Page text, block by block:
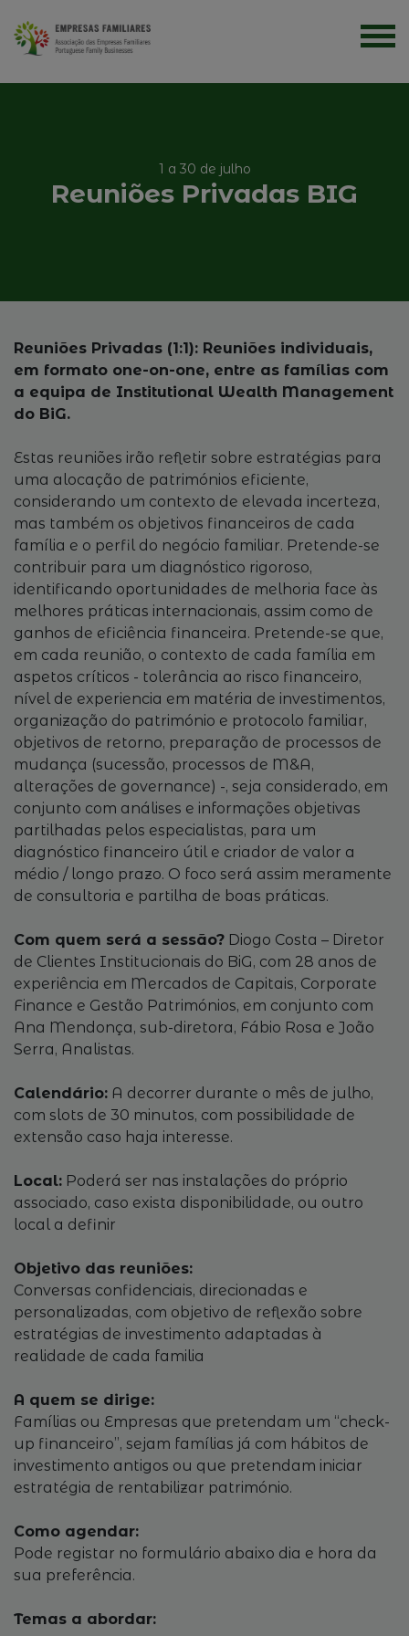
1 a 30 de julho
Reuniões Privadas BIG
Reuniões Privadas (1:1): Reuniões individuais,
em formato one-on-one, entre as famílias com
a equipa de Institutional Wealth Management
do BiG.
Estas reuniões irão refletir sobre estratégias para
uma alocação de patrimónios eficiente,
considerando um contexto de elevada incerteza,
mas também os objetivos financeiros de cada
família e o perfil do negócio familiar. Pretende-se
contribuir para um diagnóstico rigoroso,
identificando oportunidades de melhoria face às
melhores práticas internacionais, assim como de
ganhos de eficiência financeira. Pretende-se que,
em cada reunião, o contexto de cada família em
aspetos críticos - tolerância ao risco financeiro,
nível de experiencia em matéria de investimentos,
organização do património e protocolo familiar,
objetivos de retorno, preparação de processos de
mudança (sucessão, processos de M&A,
alterações de governance) -, seja considerado, em
conjunto com análises e informações objetivas
partilhadas pelos especialistas, para um
diagnóstico financeiro útil e criador de valor a
médio / longo prazo. O foco será assim meramente
de consultoria e partilha de boas práticas.
Com quem será a sessão? Diogo Costa – Diretor
de Clientes Institucionais do BiG, com 28 anos de
experiência em Mercados de Capitais, Corporate
Finance e Gestão Patrimónios, em conjunto com
Ana Mendonça, sub-diretora, Fábio Rosa e João
Serra, Analistas.
Calendário: A decorrer durante o mês de julho,
com slots de 30 minutos, com possibilidade de
extensão caso haja interesse.
Local: Poderá ser nas instalações do próprio
associado, caso exista disponibilidade, ou outro
local a definir
Objetivo das reuniões:
Conversas confidenciais, direcionadas e
personalizadas, com objetivo de reflexão sobre
estratégias de investimento adaptadas à
realidade de cada familia
A quem se dirige:
Famílias ou Empresas que pretendam um “check-
up financeiro”, sejam famílias já com hábitos de
investimento antigos ou que pretendam iniciar
estratégia de rentabilizar património.
Como agendar:
Pode registar no formulário abaixo dia e hora da
sua preferência.
Temas a abordar: